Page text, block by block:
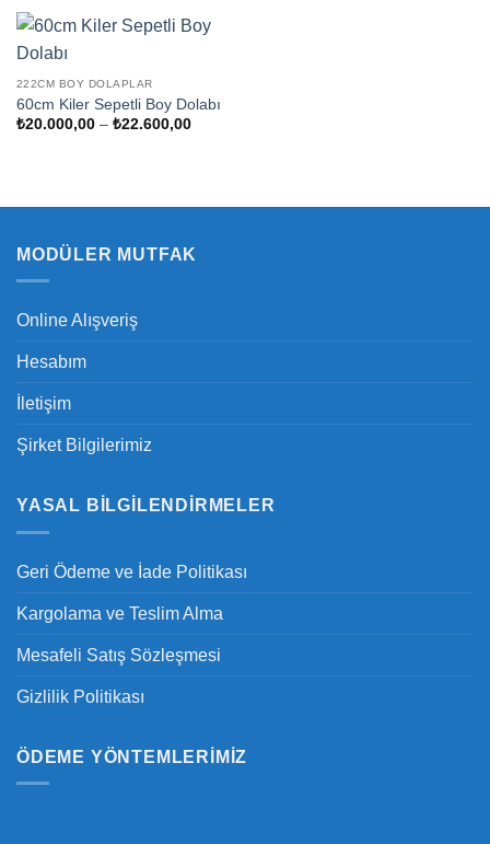
₺16.100,00
222CM BOY DOLAPLAR
60cm Kiler Sepetli Boy Dolabı
₺20.000,00 – ₺22.600,00Fiyat
MODÜLER MUTFAK
Online Alışveriş
Hesabım
İletişim
Şirket Bilgilerimiz
YASAL BILGILENDIRMELER
Geri Ödeme ve İade Politikası
Kargolama ve Teslim Alma
Mesafeli Satış Sözleşmesi
Gizlilik Politikası
ÖDEME YÖNTEMLERIMIZ